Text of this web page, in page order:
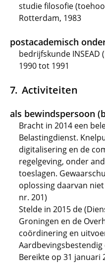
studie filosofie
Rotterdam, 1983
postacademisch
bedrijfskunde INSEAD
1990 tot 1991
Activiteiten
als bewindspersoon
Bracht in 2014 een
Belastingdienst.
digitalisering en de
regelgeving, onder
toeslagen.
oplossing daarvan
nr. 201)
Stelde in 2015 de
Groningen en de
coördinering en
Bereikte op 31 januari